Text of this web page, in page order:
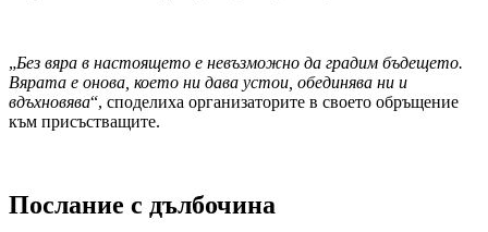
„Без вяра в настоящето е невъзможно да градим бъдещето.
Вярата е онова, което ни дава устои, обединява ни и
вдъхновява“, споделиха организаторите в своето обръщение
към присъстващите.
Послание с дълбочина